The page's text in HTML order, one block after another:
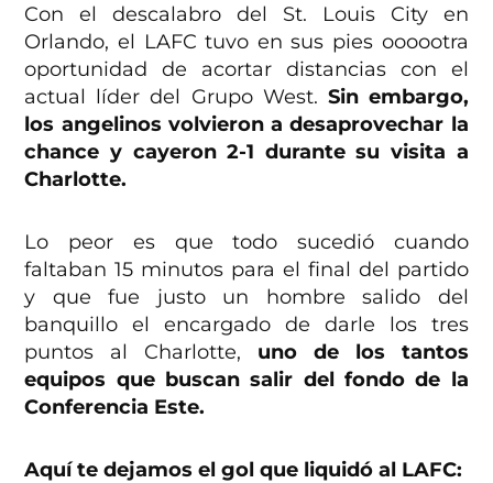
Con el descalabro del St. Louis City en
Orlando, el LAFC tuvo en sus pies oooootra
oportunidad de acortar distancias con el
actual líder del Grupo West. Sin embargo,
los angelinos volvieron a desaprovechar la
chance y cayeron 2-1 durante su visita a
Charlotte.
Lo peor es que todo sucedió cuando
faltaban 15 minutos para el final del partido
y que fue justo un hombre salido del
banquillo el encargado de darle los tres
puntos al Charlotte, uno de los tantos
equipos que buscan salir del fondo de la
Conferencia Este.
Aquí te dejamos el gol que liquidó al LAFC: